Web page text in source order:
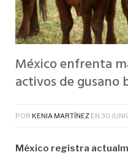
México enfrenta
activos de gusano
POR KENIA MARTÍNEZ EN 30
México registra